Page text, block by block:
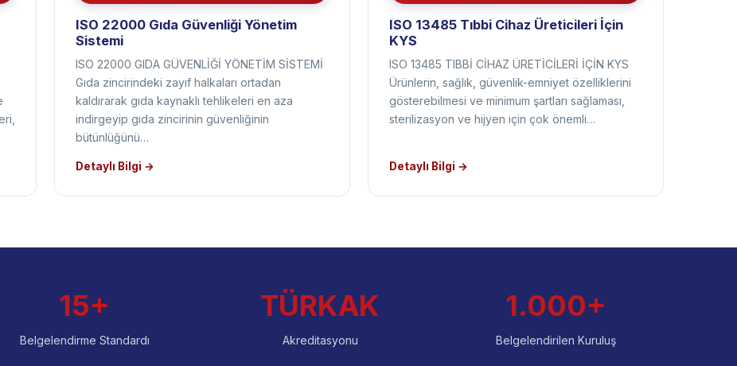
ISO 22000 Gıda Güvenliği Yönetim
Sistemi
ISO 22000 GIDA GÜVENLİĞİ YÖNETİM SİSTEMİ
Gıda zincirindeki zayıf halkaları ortadan
kaldırarak gıda kaynaklı tehlikeleri en aza
indirgeyip gıda zincirinin güvenliğinin
bütünlüğünü…
Detaylı Bilgi →
ISO 13485 Tıbbi Cihaz Üreticileri İçin
KYS
ISO 13485 TIBBİ CİHAZ ÜRETİCİLERİ İÇİN KYS
Ürünlerin, sağlık, güvenlik-emniyet özelliklerini
gösterebilmesi ve minimum şartları sağlaması,
sterilizasyon ve hijyen için çok önemli…
Detaylı Bilgi →
15+
Belgelendirme Standardı
TÜRKAK
Akreditasyonu
1.000+
Belgelendirilen Kuruluş